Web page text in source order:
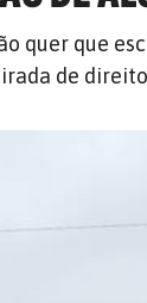
quer que
de